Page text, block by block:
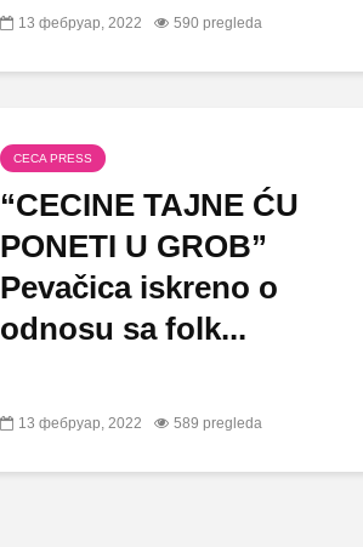
13 фебруар, 2022 590 pregleda
CECA PRESS
“CECINE TAJNE ĆU
PONETI U GROB”
Pevačica iskreno o
odnosu sa folk...
13 фебруар, 2022 589 pregleda